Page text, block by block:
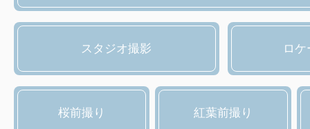
スタジオ撮影 ロ
桜前撮り 紅葉前撮り